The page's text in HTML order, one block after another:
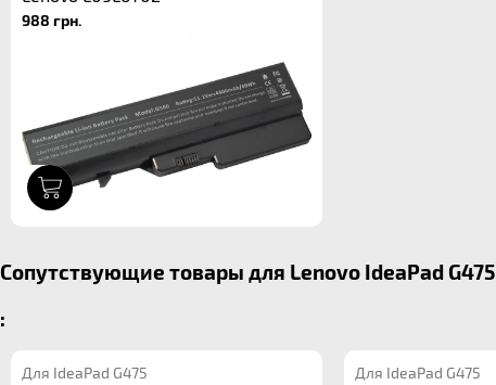
988 грн.
Сопутствующие товары для Lenovo IdeaPad G475
:
Для IdeaPad G475 Для IdeaPad G475